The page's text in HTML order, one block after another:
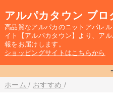
アルパカタウン ブロ
高品質なアルパカのニットアパレ
イト【アルパカタウン】より、ア
報をお届けします。
ショッピングサイトはこちらから
ホーム / おすすめ /